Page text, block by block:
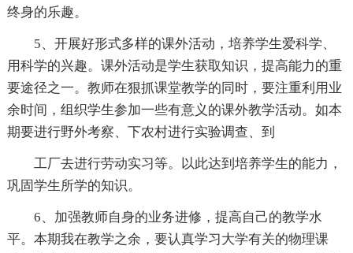
终身的乐趣。
5、开展好形式多样的课外活动，培养学生爱科学、
用科学的兴趣。课外活动是学生获取知识，提高能力的重
要途径之一。教师在狠抓课堂教学的同时，要注重利用业
余时间，组织学生参加一些有意义的课外教学活动。如本
期要进行野外考察、下农村进行实验调查、到
工厂去进行劳动实习等。以此达到培养学生的能力，
巩固学生所学的知识。
6、加强教师自身的业务进修，提高自己的教学水
平。本期我在教学之余，要认真学习大学有关的物理课